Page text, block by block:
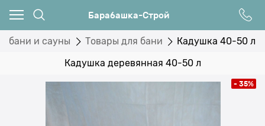
Барабашка-Строй
бани и сауны Товары для бани Кадушка 40-50 л
Кадушка деревянная 40-50 л
- 35%